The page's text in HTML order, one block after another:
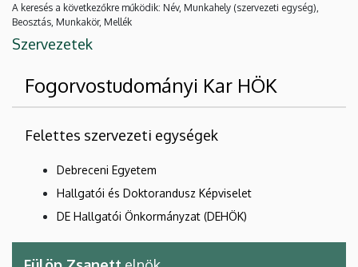
A keresés a következőkre működik: Név, Munkahely (szervezeti egység),
Beosztás, Munkakör, Mellék
Szervezetek
Fogorvostudományi Kar HÖK
Felettes szervezeti egységek
Debreceni Egyetem
Hallgatói és Doktorandusz Képviselet
DE Hallgatói Önkormányzat (DEHÖK)